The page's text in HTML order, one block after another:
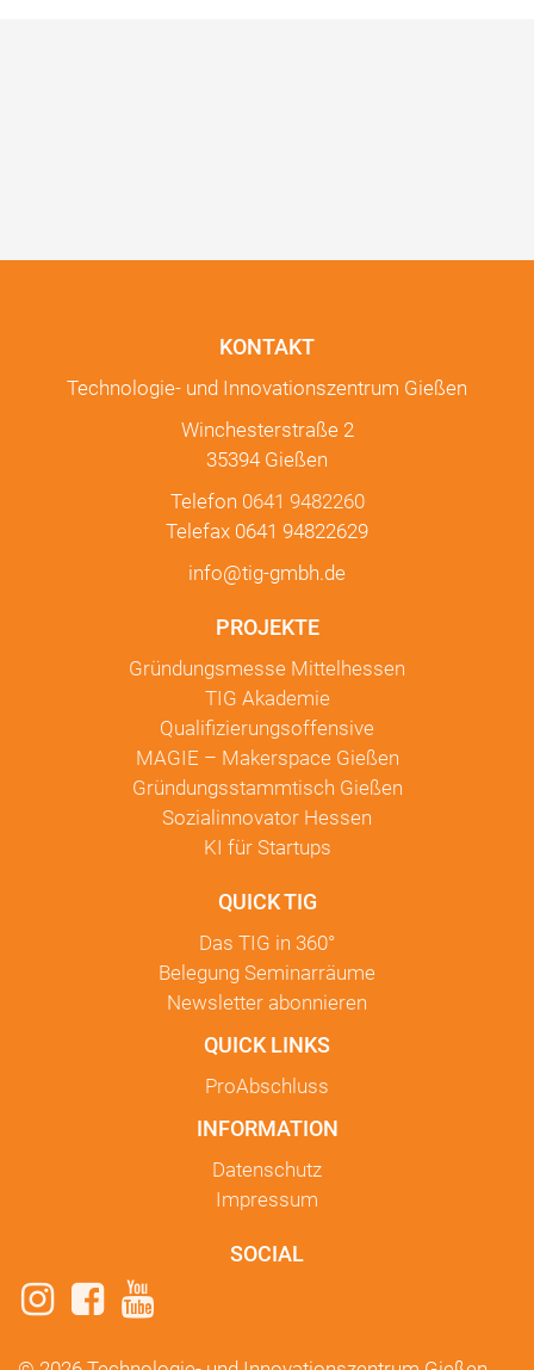
KONTAKT
Technologie- und Innovationszentrum Gießen
Winchesterstraße 2
35394 Gießen
Telefon 0641 9482260
Telefax 0641 94822629
info@tig-gmbh.de
PROJEKTE
Gründungsmesse Mittelhessen
TIG Akademie
Qualifizierungsoffensive
MAGIE – Makerspace Gießen
Gründungsstammtisch Gießen
Sozialinnovator Hessen
KI für Startups
QUICK TIG
Das TIG in 360°
Belegung Seminarräume
Newsletter abonnieren
QUICK LINKS
ProAbschluss
INFORMATION
Datenschutz
Impressum
SOCIAL